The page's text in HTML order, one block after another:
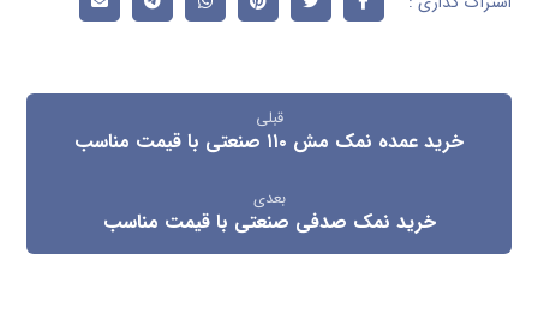
قبلی
خرید عمده نمک مش ۱۱۰ صنعتی با قیمت مناسب
بعدی
خرید نمک صدفی صنعتی با قیمت مناسب